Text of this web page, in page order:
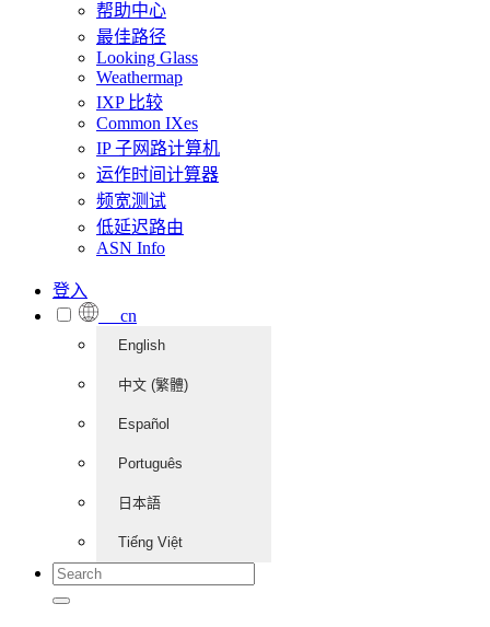
帮助中心
最佳路径
Looking Glass
Weathermap
IXP 比较
Common IXes
IP 子网路计算机
运作时间计算器
频宽测试
低延迟路由
ASN Info
登入
cn
English
中文 (繁體)
Español
Português
日本語
Tiếng Việt